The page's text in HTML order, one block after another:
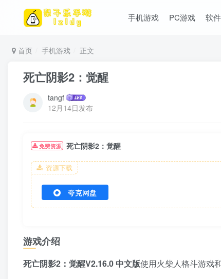
手机游戏 PC游戏 软
首页 手机游戏 正文
死亡阴影2：觉醒
tangf
12月14日发布
免费资源 死亡阴影2：觉醒
资源下载
夸克网盘
游戏介绍
死亡阴影2：觉醒V2.16.0 中文版使用火柴人格斗游戏